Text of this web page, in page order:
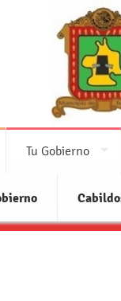
Tu Gobierno
a toda